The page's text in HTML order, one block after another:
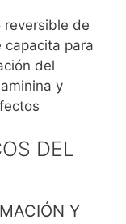
reversible de
capacita para
del
y
DEL
Y